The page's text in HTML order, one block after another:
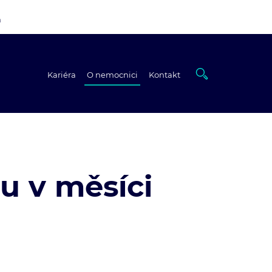
Kariéra O nemocnici Kontakt
v měsíci